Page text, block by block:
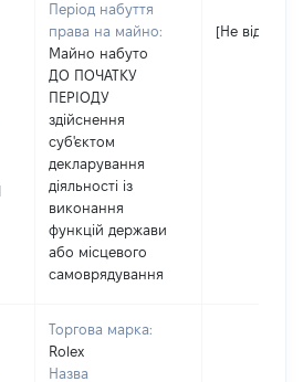
Період набуття
права на майно:
Майно набуто
ДО ПОЧАТКУ
ПЕРІОДУ
здійснення
суб'єктом
декларування
діяльності із
виконання
функцій держави
або місцевого
самоврядування
[Не відомо]
Торгова марка:
Rolex
Назва